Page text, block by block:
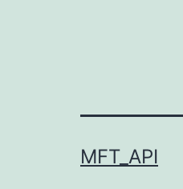
MFT_API